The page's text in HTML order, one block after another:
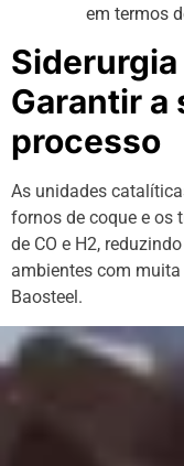
em termos
Garantir a
processo
As unidades
fornos de coque e os
de CO e H2,
ambientes com
Baosteel.